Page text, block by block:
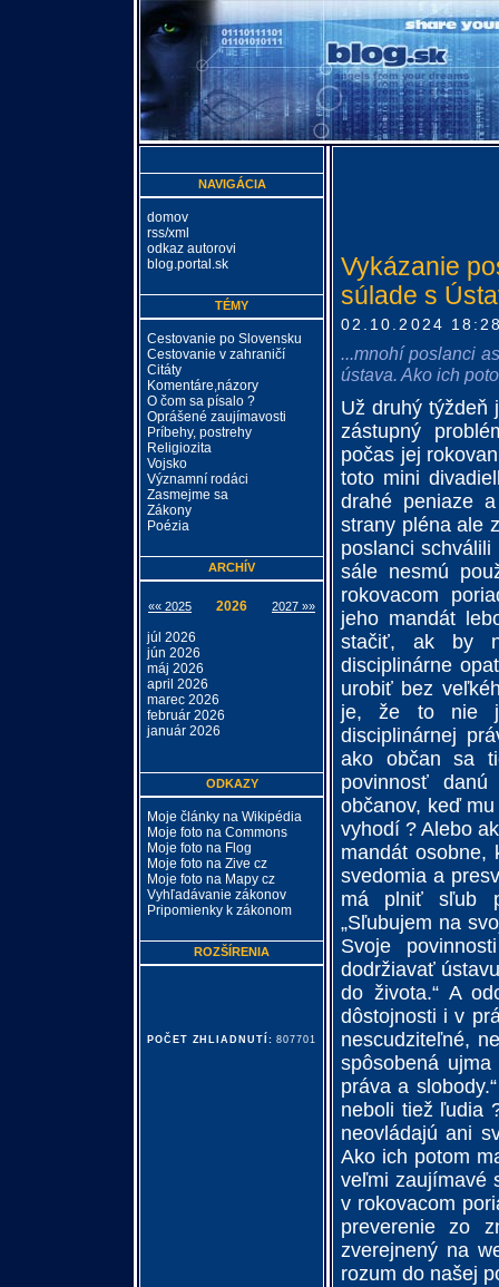
Vykázanie
súlade s
02.10.2024
...mnohí poslanci
ústava. Ako ich
Už druhý týždeň
zástupný
počas jej
toto mini
drahé peniaze
strany pléna ale
poslanci
sále nesmú
rokovacom
jeho mandát
stačiť, ak by
disciplinárne
urobiť bez
je, že to nie
disciplinárnej
ako občan sa
povinnosť
občanov, keď
vyhodí ? Alebo
mandát osobne,
svedomia a
má plniť sľub
„Sľubujem na
Svoje
dodržiavať
do života.“ A
dôstojnosti i v
nescudziteľné,
spôsobená
práva a
neboli tiež ľudia
neovládajú ani
Ako ich potom
veľmi zaujímavé
v rokovacom
preverenie zo
zverejnený na
rozum do našej
NAVIGÁCIA
domov
rss/xml
odkaz autorovi
blog.portal.sk
TÉMY
Cestovanie po Slovensku
Cestovanie v zahraničí
Citáty
Komentáre,názory
O čom sa písalo ?
Oprášené zaujímavosti
Príbehy, postrehy
Religiozita
Vojsko
Významní rodáci
Zasmejme sa
Zákony
Poézia
ARCHÍV
«« 2025 2026 2027 »»
júl 2026
jún 2026
máj 2026
april 2026
marec 2026
február 2026
január 2026
ODKAZY
Moje články na Wikipédia
Moje foto na Commons
Moje foto na Flog
Moje foto na Zive cz
Moje foto na Mapy cz
Vyhľadávanie zákonov
Pripomienky k zákonom
ROZŠÍRENIA
POČET ZHLIADNUTÍ: 807701